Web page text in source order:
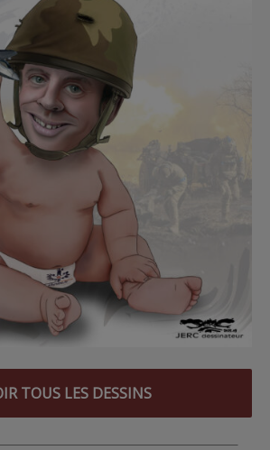
TOUS LES DESSINS